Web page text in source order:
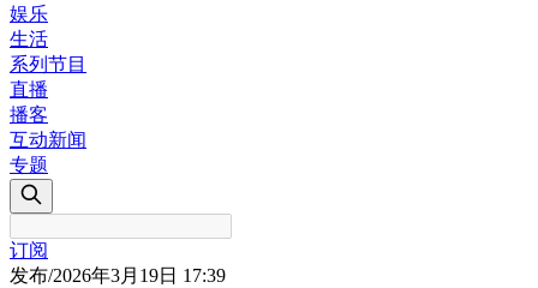
娱乐
生活
系列节目
直播
播客
互动新闻
专题
订阅
发布/2026年3月19日 17:39